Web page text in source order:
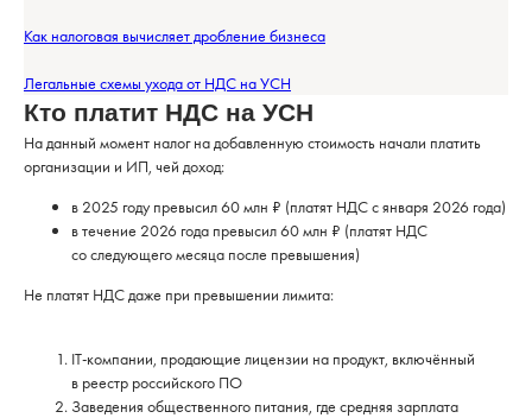
Как налоговая вычисляет дробление бизнеса
Легальные схемы ухода от НДС на УСН
Кто платит НДС на УСН
На данный момент налог на добавленную стоимость начали платить
организации и ИП, чей доход:
в 2025 году превысил 60 млн ₽ (платят НДС с января 2026 года)
в течение 2026 года превысил 60 млн ₽ (платят НДС
со следующего месяца после превышения)
Не платят НДС даже при превышении лимита:
IT-компании, продающие лицензии на продукт, включённый
в реестр российского ПО
Заведения общественного питания, где средняя зарплата